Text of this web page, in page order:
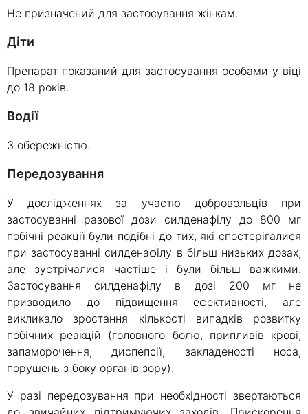
Не призначений для застосування жінкам.
Діти
Препарат показаний для застосування особами у віці
до 18 років.
Водії
З обережністю.
Передозування
У дослідженнях за участю добровольців при
застосуванні разової дози силденафілу до 800 мг
побічні реакції були подібні до тих, які спостерігалися
при застосуванні силденафілу в більш низьких дозах,
але зустрічалися частіше і були більш важкими.
Застосування силденафілу в дозі 200 мг не
призводило до підвищення ефективності, але
викликало зростання кількості випадків розвитку
побічних реакцій (головного болю, припливів крові,
запаморочення, диспепсії, закладеності носа,
порушень з боку органів зору).
У разі передозування при необхідності звертаються